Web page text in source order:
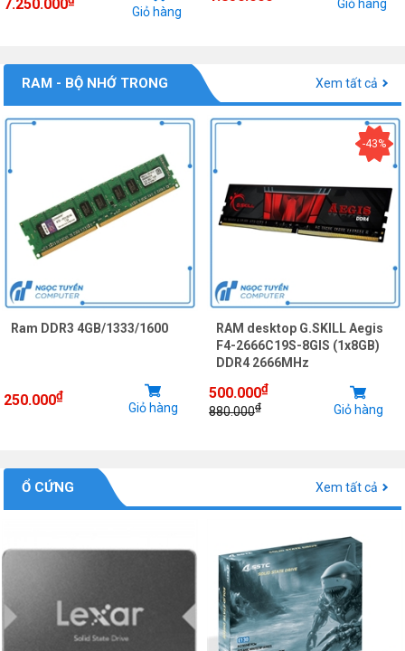
7.250.000 Giỏ hàng
Giỏ hàng
RAM - BỘ NHỚ TRONG Xem tất cả
Ram DDR3 4GB/1333/1600
250.000₫
Giỏ hàng
-43%
RAM desktop G.SKILL Aegis
F4-2666C19S-8GIS (1x8GB)
DDR4 2666MHz
500.000₫
880.000₫ Giỏ hàng
Ổ CỨNG Xem tất cả